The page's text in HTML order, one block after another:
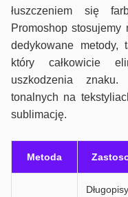
łuszczeniem się
Promoshop stosujemy
dedykowane metody,
który całkowicie
uszkodzenia
tonalnych na
sublimację.
Metoda